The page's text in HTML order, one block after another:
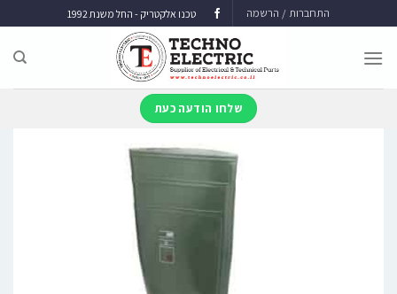
התחברות / הרשמה טכנו אלקטריק - החל משנת 1992
שלחו הודעה כעת